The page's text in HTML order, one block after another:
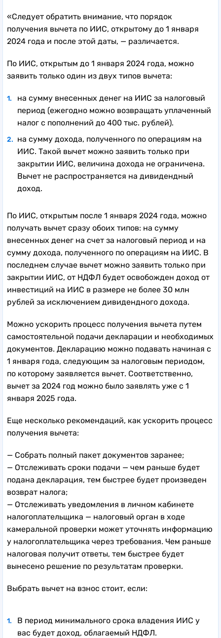
«Следует обратить внимание, что порядок
получения вычета по ИИС, открытому до 1 января
2024 года и после этой даты, — различается.
По ИИС, открытым до 1 января 2024 года, можно
заявить только один из двух типов вычета:
на сумму внесенных денег на ИИС за налоговый
период (ежегодно можно возвращать уплаченный
налог с пополнений до 400 тыс. рублей).
на сумму дохода, полученного по операциям на
ИИС. Такой вычет можно заявить только при
закрытии ИИС, величина дохода не ограничена.
Вычет не распространяется на дивидендный
доход.
По ИИС, открытым после 1 января 2024 года, можно
получать вычет сразу обоих типов: на сумму
внесенных денег на счет за налоговый период и на
сумму дохода, полученного по операциям на ИИС. В
последнем случае вычет можно заявить только при
закрытии ИИС, от НДФЛ будет освобожден доход от
инвестиций на ИИС в размере не более 30 млн
рублей за исключением дивидендного дохода.
Можно ускорить процесс получения вычета путем
самостоятельной подачи декларации и необходимых
документов. Декларацию можно подавать начиная с
1 января года, следующим за налоговым периодом,
по которому заявляется вычет. Соответственно,
вычет за 2024 год можно было заявлять уже с 1
января 2025 года.
Еще несколько рекомендаций, как ускорить процесс
получения вычета:
— Собрать полный пакет документов заранее;
— Отслеживать сроки подачи — чем раньше будет
подана декларация, тем быстрее будет произведен
возврат налога;
— Отслеживать уведомления в личном кабинете
налогоплательщика — налоговый орган в ходе
камеральной проверки может уточнять информацию
у налогоплательщика через требования. Чем раньше
налоговая получит ответы, тем быстрее будет
вынесено решение по результатам проверки.
Выбрать вычет на взнос стоит, если:
В период минимального срока владения ИИС у
вас будет доход, облагаемый НДФЛ.